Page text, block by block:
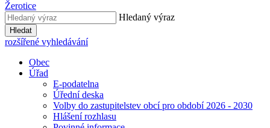
Žerotice
Hledaný výraz
Hledat
rozšířené vyhledávání
Obec
Úřad
E-podatelna
Úřední deska
Volby do zastupitelstev obcí pro období 2026 - 2030
Hlášení rozhlasu